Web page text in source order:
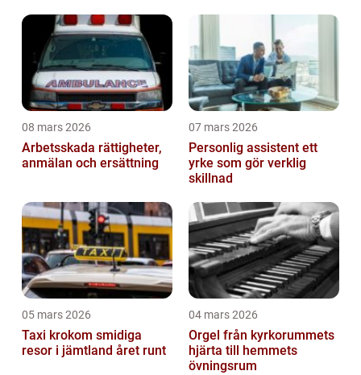
08 mars 2026
Arbetsskada rättigheter,
anmälan och ersättning
07 mars 2026
Personlig assistent ett
yrke som gör verklig
skillnad
05 mars 2026
Taxi krokom smidiga
resor i jämtland året runt
04 mars 2026
Orgel från kyrkorummets
hjärta till hemmets
övningsrum